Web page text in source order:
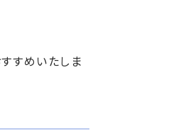
すめいたしま